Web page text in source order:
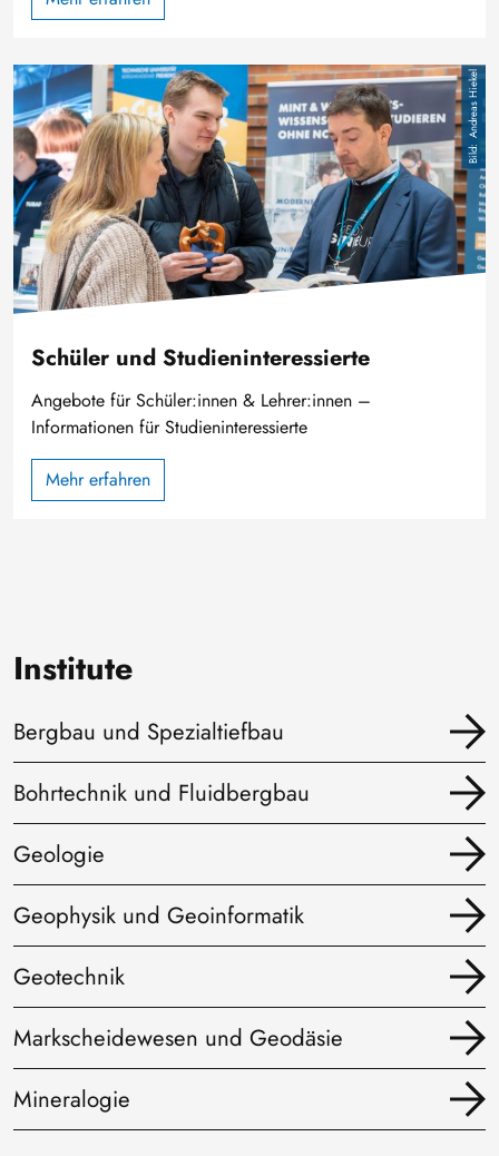
Image Andreas Hiekel
Schüler und Studieninteressierte
Angebote für Schüler:innen & Lehrer:innen –
Informationen für Studieninteressierte
Mehr erfahren
Institute
Bergbau und Spezialtiefbau
Bohrtechnik und Fluidbergbau
Geologie
Geophysik und Geoinformatik
Geotechnik
Markscheidewesen und Geodäsie
Mineralogie